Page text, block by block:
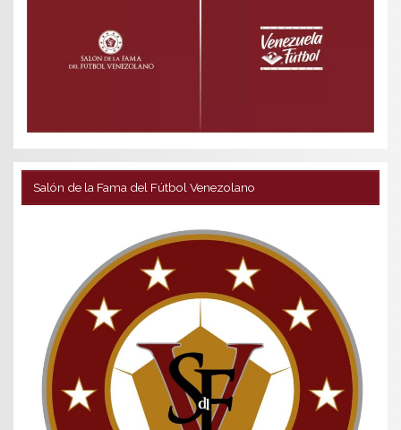
Salón de la Fama del Fútbol Venezolano